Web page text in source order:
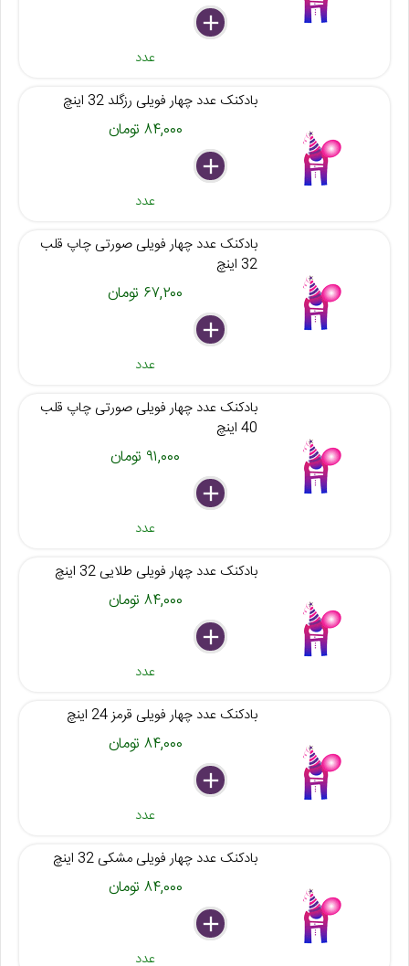
delete
remove
add
عدد
بادکنک عدد چهار فویلی رزگلد 32 اینچ
۸۴,۰۰۰ تومان
delete
remove
add
عدد
بادکنک عدد چهار فویلی صورتی چاپ قلب
32 اینچ
۶۷,۲۰۰ تومان
delete
remove
add
عدد
بادکنک عدد چهار فویلی صورتی چاپ قلب
40 اینچ
۹۱,۰۰۰ تومان
delete
remove
add
عدد
بادکنک عدد چهار فویلی طلایی 32 اینچ
۸۴,۰۰۰ تومان
delete
remove
add
عدد
بادکنک عدد چهار فویلی قرمز 24 اینچ
۸۴,۰۰۰ تومان
delete
remove
add
عدد
بادکنک عدد چهار فویلی مشکی 32 اینچ
۸۴,۰۰۰ تومان
delete
remove
add
عدد